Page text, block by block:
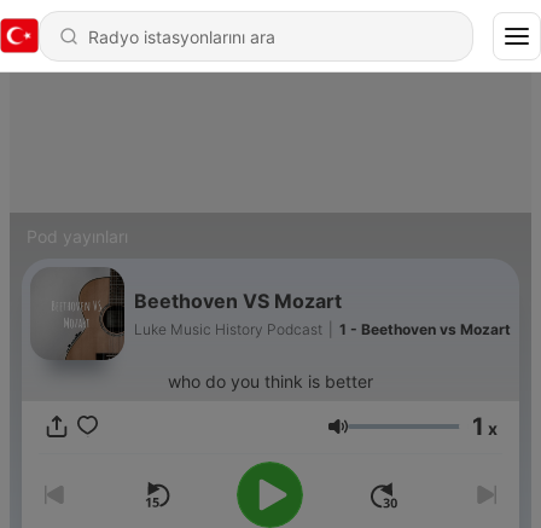
Pod yayınları
Beethoven VS Mozart
Luke Music History Podcast 1 - Beethoven vs Mozart
who do you think is better
Ses 1 x